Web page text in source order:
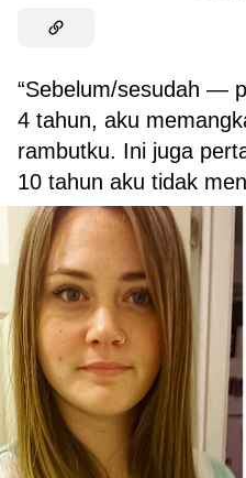
“Sebelum/sesudah —
4 tahun, aku
rambutku. Ini juga
10 tahun aku tidak